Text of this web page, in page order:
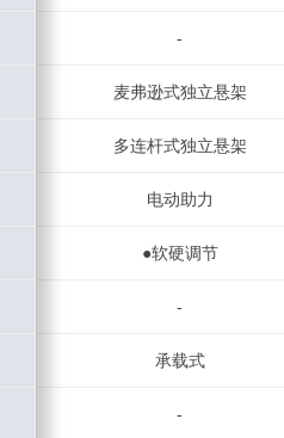
-
麦弗逊式独立悬架
多连杆式独立悬架
电动助力
●软硬调节
-
承载式
-